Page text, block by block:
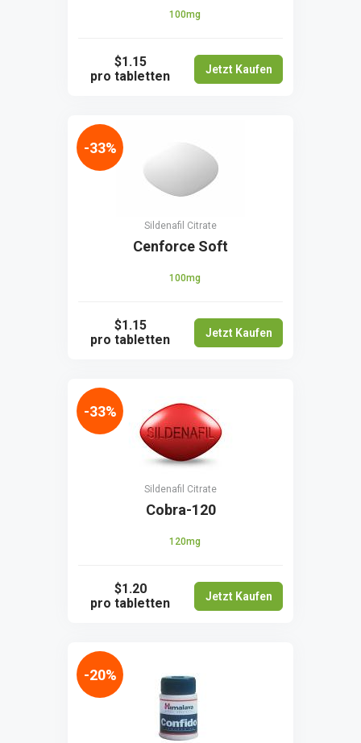
100mg
$1.15
pro tabletten
Jetzt Kaufen
Sildenafil Citrate
Cenforce Soft
100mg
$1.15
pro tabletten
Jetzt Kaufen
-33%
Sildenafil Citrate
Cobra-120
120mg
$1.20
pro tabletten
Jetzt Kaufen
-33%
-20%